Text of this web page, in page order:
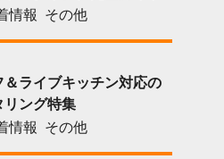
情報 その他
＆ライブキッチン対応の
ング特集
情報 その他